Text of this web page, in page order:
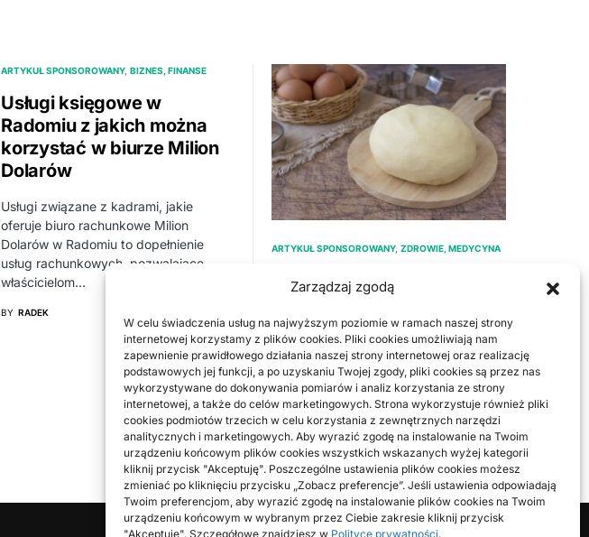
Zarządzaj zgodą
W celu świadczenia usług na najwyższym poziomie w ramach naszej strony
internetowej korzystamy z plików cookies. Pliki cookies umożliwiają nam
zapewnienie prawidłowego działania naszej strony internetowej oraz realizację
podstawowych jej funkcji, a po uzyskaniu Twojej zgody, pliki cookies są przez nas
wykorzystywane do dokonywania pomiarów i analiz korzystania ze strony
internetowej, a także do celów marketingowych. Strona wykorzystuje również pliki
cookies podmiotów trzecich w celu korzystania z zewnętrznych narzędzi
analitycznych i marketingowych. Aby wyrazić zgodę na instalowanie na Twoim
urządzeniu końcowym plików cookies wszystkich wskazanych wyżej kategorii
kliknij przycisk "Akceptuję". Poszczególne ustawienia plików cookies możesz
zmieniać po kliknięciu przycisku „Zobacz preferencje”. Jeśli ustawienia odpowiadają
Twoim preferencjom, aby wyrazić zgodę na instalowanie plików cookies na Twoim
urządzeniu końcowym w wybranym przez Ciebie zakresie kliknij przycisk
"Akceptuję". Szczegółowe znajdziesz w Polityce prywatności.
ARTYKUŁ SPONSOROWANY BIZNES, FINANSE
Usługi księgowe w
Radomiu z jakich można
korzystać w biurze Milion
Dolarów
Usługi związane z kadrami, jakie
oferuje biuro rachunkowe Milion
Dolarów w Radomiu to dopełnienie
usług rachunkowych, pozwalające
właścicielom…
BY RADEK
ARTYKUŁ SPONSOROWANY ZDROWIE, MEDYCYNA
DIETA BEZGLUTENOWA:
W przypadku celiakii, gdy układ
odpornościowy wchodzi w kontakt z
gliadyną, jednym z dwóch
najważniejszych białek składających
się…
BY RADEK